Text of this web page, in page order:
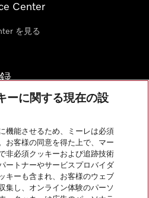
Center
を見る
ーに関する現在の設
機能させるため、ミーレは必須
お客様の同意を得た上で、マー
非必須クッキーおよび追跡技術
ートナーやサービスプロバイダ
キーも含まれ、お客様のウェブ
集し、オンライン体験のパーソ